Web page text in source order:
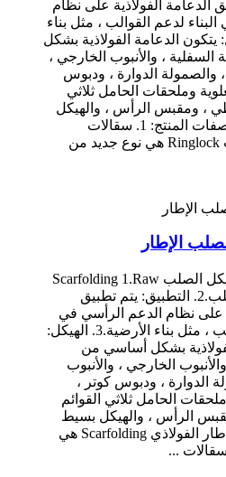
الدعامة الفولاذية على نظام
لدعم القوالب ، مثل بناء
الهيكل: يتكون الدعامة الفولاذية بشكل
، والأنبوب الخارجي ،
، والصمولة الدوارة ، ودبوس
وملحقات الحامل ثلاثي
، ومقبس الرأس ، والهيكل
بسيط ومرن.مواصفات المنتج: 1. سقالات
Ringlock سقالات Ringlock هي نوع جديد من
وصف المنتج: الهيكل الصلب Scarfolding 1.Raw
المواد: Q235 الصلب.2. التطبيق: يتم تطبيق
على نظام الدعم الرأسي في
البناء لدعم القوالب ، مثل بناء الأرضية.3. الهيكل:
بشكل أساسي من
الخارجي ، والأنبوب
الدوارة ، ودبوس كوتر ،
الحامل ثلاثي القوائم
الرأس ، والهيكل بسيط
ومرن.سقالات الإطار الفولاذي Scarfolding هي
...